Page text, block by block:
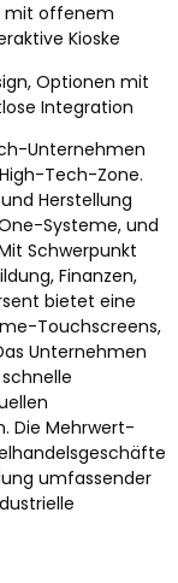
mit offenem
Kioske
Optionen mit
Integration
Unternehmen
Tech-Zone.
Herstellung
Systeme, und
Schwerpunkt
Finanzen,
bietet eine
Touchscreens,
Unternehmen
Die Mehrwert-
umfassender